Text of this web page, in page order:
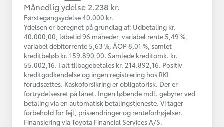
Månedlig ydelse 2.238 kr.
Førstegangsydelse 40.000 kr.
Ydelsen er beregnet på grundlag af: Udbetaling kr.
40.000,00, løbetid 96 måneder, variabel rente 5,49 %,
variabel debitorrente 5,63 %, ÅOP 8,01 %, samlet
kreditbeløb kr. 159.890,00. Samlede kreditomk. kr.
55.002,16. I alt tilbagebetales kr. 214.892,16. Positiv
kreditgodkendelse og ingen registrering hos RKI
forudsættes. Kaskoforsikring er obligatorisk. Der er
fortrydelsesret på lånet. Ingen løbende mdl. gebyrer ved
betaling via en automatisk betalingstjeneste. Vi tager
forbehold for fejl, prisændringer og renteforhøjelser.
Finansiering via Toyota Financial Services A/S.